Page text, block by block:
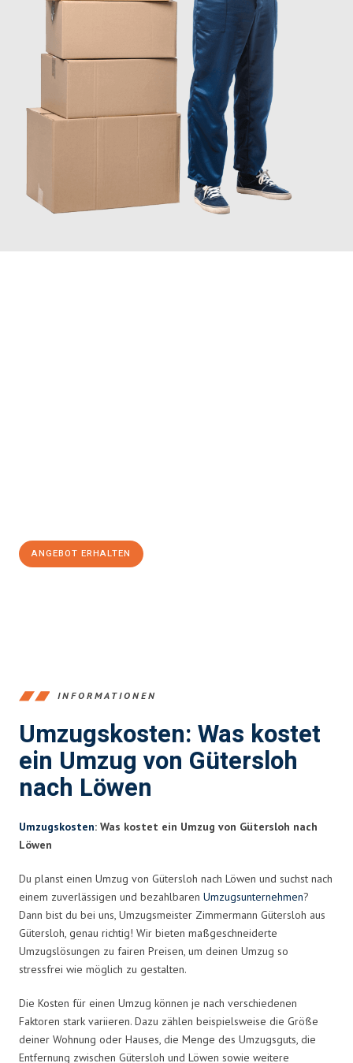
ANGEBOT ERHALTEN
INFORMATIONEN
Umzugskosten: Was kostet
ein Umzug von Gütersloh
nach Löwen
Umzugskosten: Was kostet ein Umzug von Gütersloh nach
Löwen
Du planst einen Umzug von Gütersloh nach Löwen und suchst nach
einem zuverlässigen und bezahlbaren Umzugsunternehmen?
Dann bist du bei uns, Umzugsmeister Zimmermann Gütersloh aus
Gütersloh, genau richtig! Wir bieten maßgeschneiderte
Umzugslösungen zu fairen Preisen, um deinen Umzug so
stressfrei wie möglich zu gestalten.
Die Kosten für einen Umzug können je nach verschiedenen
Faktoren stark variieren. Dazu zählen beispielsweise die Größe
deiner Wohnung oder Hauses, die Menge des Umzugsguts, die
Entfernung zwischen Gütersloh und Löwen sowie weitere